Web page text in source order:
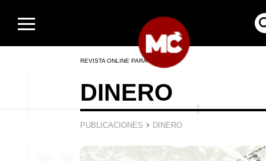
REVISTA ONLINE PARA HOMBRES
DINERO
PUBLICACIONES › DINERO